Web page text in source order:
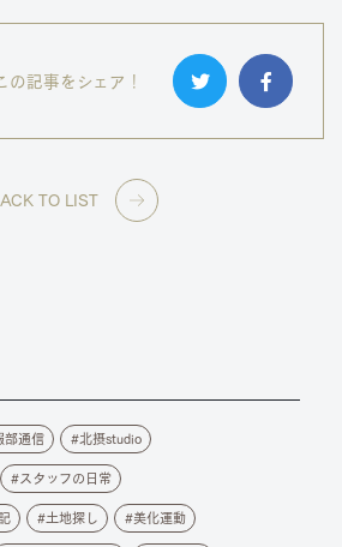
の記事をシェア！
TO LIST
部通信 北摂studio
スタッフの日常
土地探し 美化運動